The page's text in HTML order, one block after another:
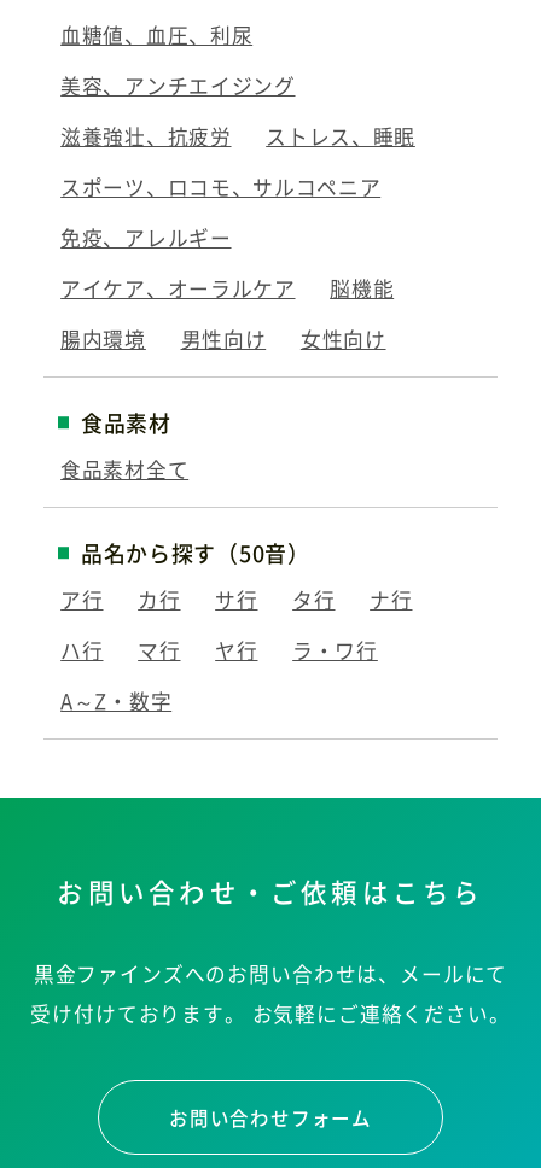
血糖値、血圧、利尿
美容、アンチエイジング
滋養強壮、抗疲労
ストレス、睡眠
スポーツ、ロコモ、サルコペニア
免疫、アレルギー
アイケア、オーラルケア
脳機能
腸内環境
男性向け 女性向け
食品素材
食品素材全て
品名から探す（50音）
ア行 カ行 サ行 タ行
ナ行
ハ行
マ行 ヤ行
ラ・ワ行
A～Z・数字
お問い合わせ・ご依頼はこちら
黒金ファインズへのお問い合わせは、メールにて
受け付けております。
お気軽にご連絡ください。
お問い合わせフォーム